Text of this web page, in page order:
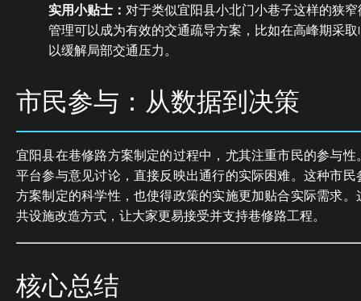
实用小贴士： 对于类似宜阳县小北门小巷子这样的狭
管理可以成为有效的交通疏导方案，比如在高峰期采
以缓解局部交通压力。
市民参与：从数据到决策
宜阳县在巷修路方案制定的过程中，尤其注重市民的参与
平台参与意见讨论，直接反映出通行的实际困难。这种市
方案制定的科学性，也使得政策的实施更加贴合实际需求
共设施改造方式，让大家更易接受并支持巷修路工程。
核心总结